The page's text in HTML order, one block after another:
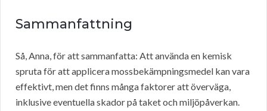
Sammanfattning
Så, Anna, för att sammanfatta: Att använda en kemisk
spruta för att applicera mossbekämpningsmedel kan vara
effektivt, men det finns många faktorer att överväga,
inklusive eventuella skador på taket och miljöpåverkan.